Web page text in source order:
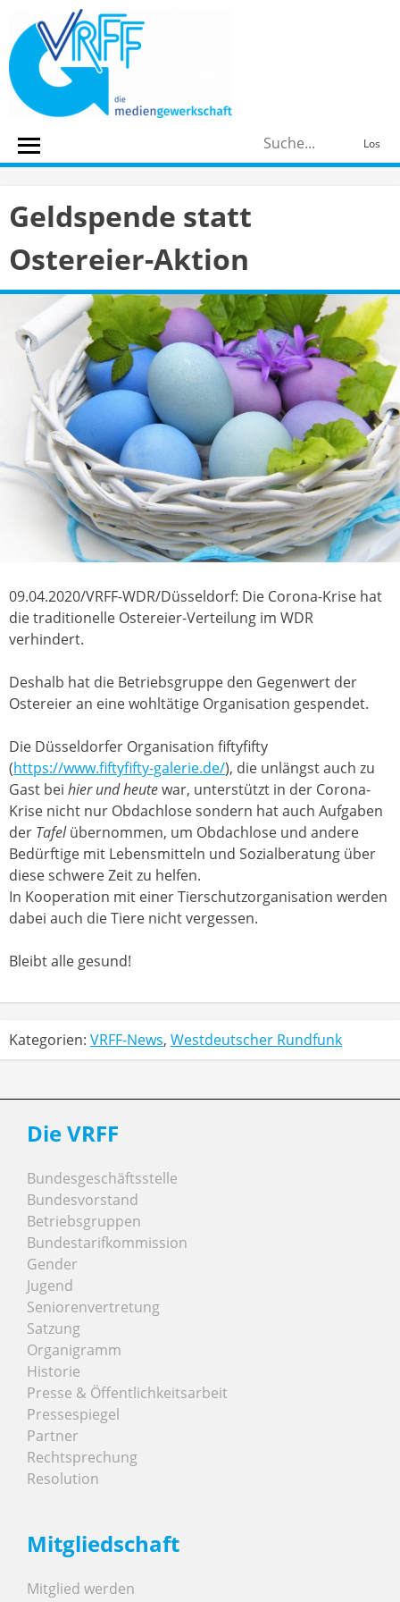
content
Los
Geldspende statt
Ostereier-Aktion
09.04.2020/VRFF-WDR/Düsseldorf: Die Corona-Krise hat
die traditionelle Ostereier-Verteilung im WDR
verhindert.
Deshalb hat die Betriebsgruppe den Gegenwert der
Ostereier an eine wohltätige Organisation gespendet.
Die Düsseldorfer Organisation fiftyfifty
(https://www.fiftyfifty-galerie.de/), die unlängst auch zu
Gast bei hier und heutewar, unterstützt in der Corona-
Krise nicht nur Obdachlose sondern hat auch Aufgaben
der Tafelübernommen, um Obdachlose und andere
Bedürftige mit Lebensmitteln und Sozialberatung über
diese schwere Zeit zu helfen.
In Kooperation mit einer Tierschutzorganisation werden
dabei auch die Tiere nicht vergessen.
Bleibt alle gesund!
Kategorien: VRFF-News, Westdeutscher Rundfunk
Die VRFF
Bundesgeschäftsstelle
Bundesvorstand
Betriebsgruppen
Bundestarifkommission
Gender
Jugend
Seniorenvertretung
Satzung
Organigramm
Historie
Presse & Öffentlichkeitsarbeit
Pressespiegel
Partner
Rechtsprechung
Resolution
Mitgliedschaft
Mitglied werden